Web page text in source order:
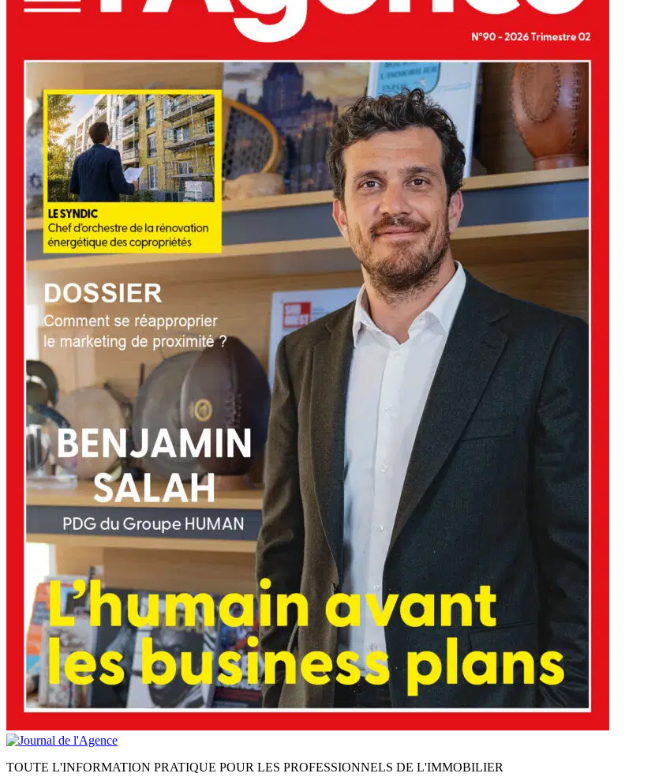
TOUTE L'INFORMATION PRATIQUE POUR LES PROFESSIONNELS DE L'IMMOBILIER